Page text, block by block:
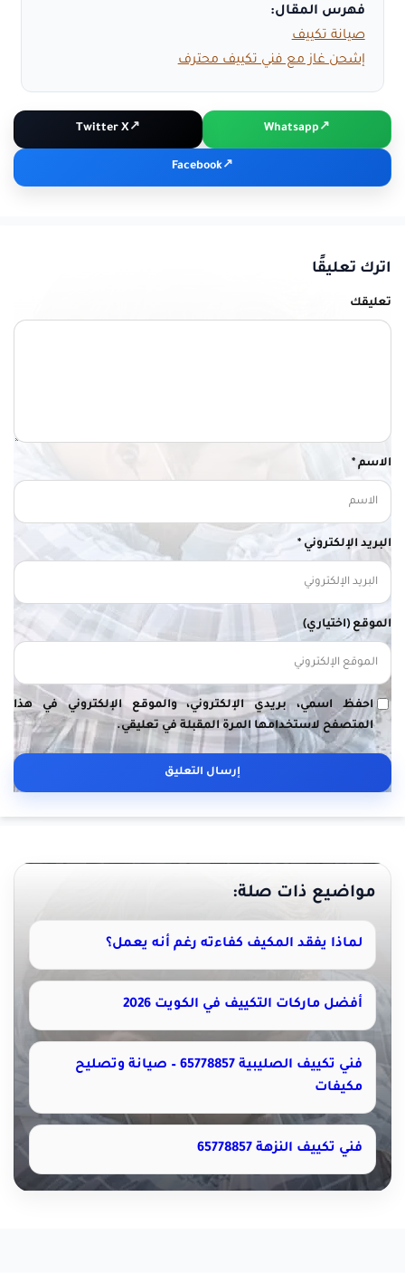
فهرس المقال:
صيانة تكييف
إشحن غاز مع فني تكييف محترف
Whatsapp
Twitter X
Facebook
اترك تعليقًا
تعليقك
الاسم *
البريد الإلكتروني *
الموقع (اختياري)
احفظ اسمي، بريدي الإلكتروني، والموقع الإلكتروني في هذا
المتصفح لاستخدامها المرة المقبلة في تعليقي.
مواضيع ذات صلة:
لماذا يفقد المكيف كفاءته رغم أنه يعمل؟
أفضل ماركات التكييف في الكويت 2026
فني تكييف الصليبية 65778857 – صيانة وتصليح
مكيفات
فني تكييف النزهة 65778857